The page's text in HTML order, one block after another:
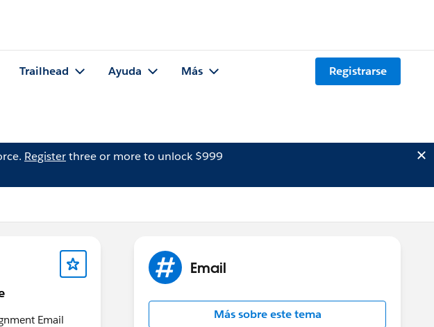
Trailhead Ayuda Más Registrarse
Registerthree or more to unlock $999
Email
Email
Más sobre este tema